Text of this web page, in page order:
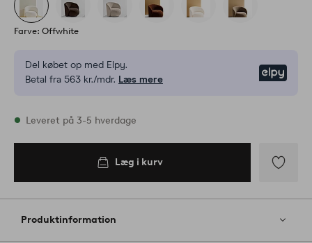
Farve: Offwhite
Del købet op med Elpy.
Betal fra 563 kr./mdr. Læs mere
På lager
Leveret på 3-5 hverdage
Læg i kurv
til
Produktinformation